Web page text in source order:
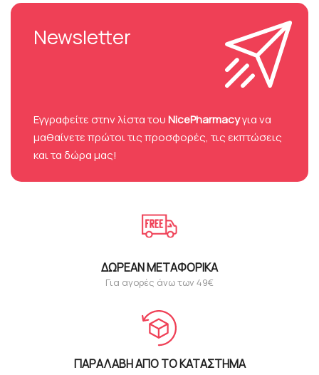
Newsletter
Eγγραφείτε στην λίστα τουNicePharmacyγια να
μαθαίνετε πρώτοι τις προσφορές, τις εκπτώσεις
και τα δώρα μας!
ΔΩΡΕΆΝ ΜΕΤΑΦΟΡΙΚΆ
Για αγορές άνω των 49€
ΠΑΡΑΛΑΒΉ ΑΠΌ ΤΟ ΚΑΤΆΣΤΗΜΑ